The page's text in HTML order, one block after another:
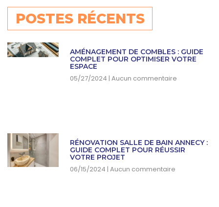
POSTES RÉCENTS
AMÉNAGEMENT DE COMBLES : GUIDE
COMPLET POUR OPTIMISER VOTRE
ESPACE
05/27/2024 Aucun commentaire
RÉNOVATION SALLE DE BAIN ANNECY :
GUIDE COMPLET POUR RÉUSSIR
VOTRE PROJET
06/15/2024 Aucun commentaire